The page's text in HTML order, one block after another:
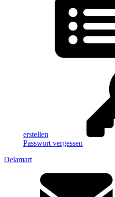
erstellen
Passwort vergessen
Delamart